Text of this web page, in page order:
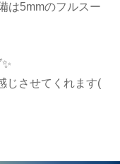
は5mmのフルスー
じさせてくれます(